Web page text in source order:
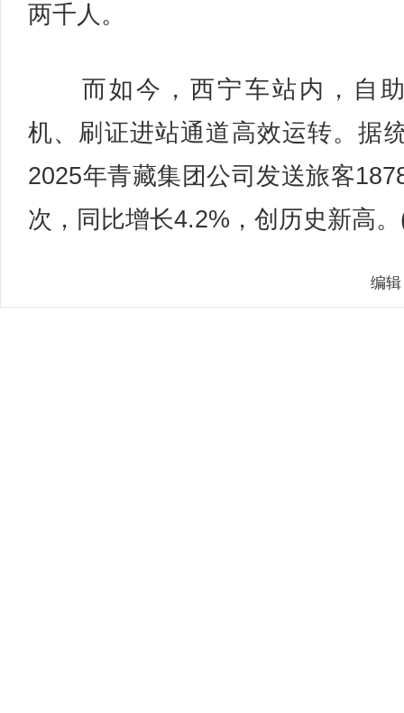
两千人。
而如今，西宁车站内，自
机、刷证进站通道高效运转。据
2025年青藏集团公司发送旅客
次，同比增长4.2%，创历史新高
编